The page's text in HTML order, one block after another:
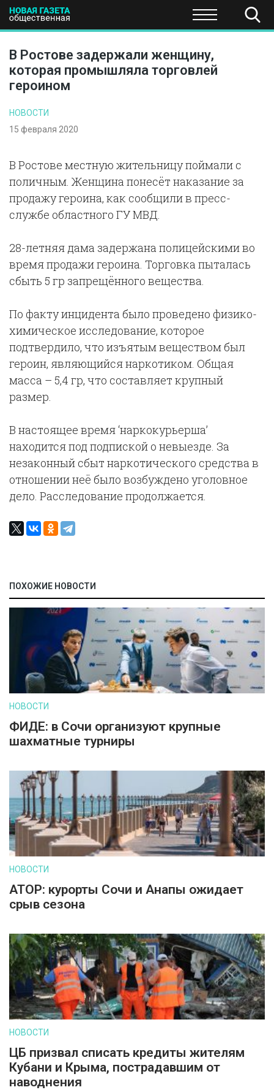
ПОЛИТИКА ЭКОНОМИКА НАУКА И
В Ростове задержали женщину,
которая промышляла торговлей
героином
НОВОСТИ
15 февраля 2020
В Ростове местную жительницу поймали с
поличным. Женщина понесёт наказание за
продажу героина, как сообщили в пресс-
службе областного ГУ МВД.
28-летняя дама задержана полицейскими во
время продажи героина. Торговка пыталась
сбыть 5 гр запрещённого вещества.
По факту инцидента было проведено физико-
химическое исследование, которое
подтвердило, что изъятым веществом был
героин, являющийся наркотиком. Общая
масса – 5,4 гр, что составляет крупный
размер.
В настоящее время ‘наркокурьерша’
находится под подпиской о невыезде. За
незаконный сбыт наркотического средства в
отношении неё было возбуждено уголовное
дело. Расследование продолжается.
ПОХОЖИЕ НОВОСТИ
НОВОСТИ
ФИДЕ: в Сочи организуют крупные
шахматные турниры
НОВОСТИ
АТОР: курорты Сочи и Анапы ожидает
срыв сезона
НОВОСТИ
ЦБ призвал списать кредиты жителям
Кубани и Крыма, пострадавшим от
наводнения